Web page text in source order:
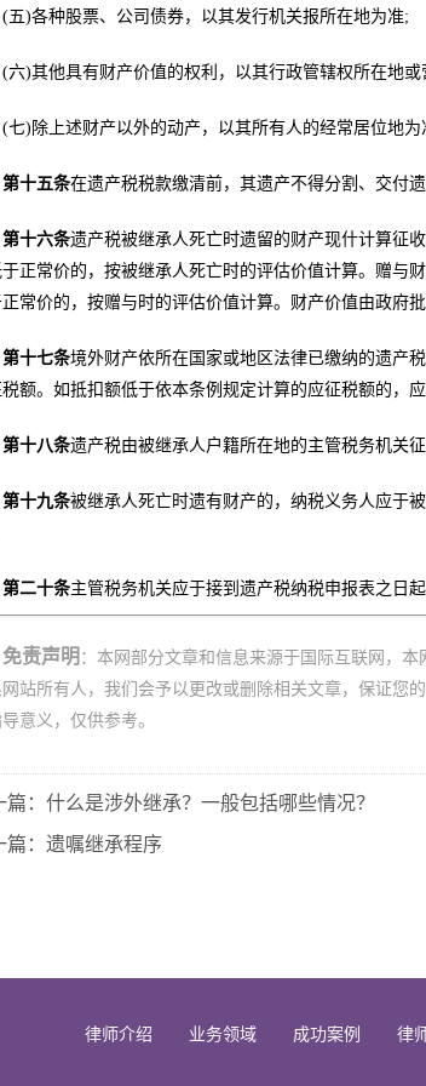
(五)各种股票、公司债券，以其发行机关报所在地为准;
(六)其他具有财产价值的权利，以其行政管辖权所在地或
(七)除上述财产以外的动产，以其所有人的经常居位地为
第十五条在遗产税税款缴清前，其遗产不得分割、交付
第十六条遗产税被继承人死亡时遗留的财产现什计算征
于正常价的，按被继承人死亡时的评估价值计算。赠与
常价的，按赠与时的评估价值计算。财产价值由政府
第十七条境外财产依所在国家或地区法律已缴纳的遗产
额。如抵扣额低于依本条例规定计算的应征税额的，
第十八条遗产税由被继承人户籍所在地的主管税务机关
第十九条被继承人死亡时遗有财产的，纳税义务人应于
第二十条主管税务机关应于接到遗产税纳税申报表之日
免责声明 ：本网部分文章和信息来源于国际互联网，
站所有人，我们会予以更改或删除相关文章，保证您
意义，仅供参考。
篇：什么是涉外继承？一般包括哪些情况？
篇：遗嘱继承程序
律师介绍 业务领域 成功案例 律